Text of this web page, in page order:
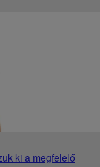
ki a megfelelő